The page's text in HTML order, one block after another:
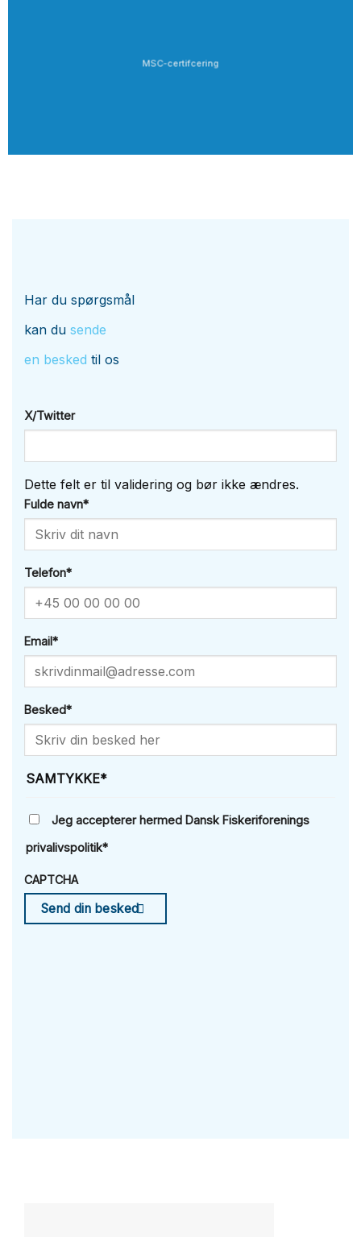
MSC-certifcering
Har du spørgsmål
kan du sende
en besked til os
X/Twitter
Dette felt er til validering og bør ikke ændres.
Fulde navn*
Telefon*
Email*
Besked*
SAMTYKKE*
Jeg accepterer hermed Dansk Fiskeriforenings
privalivspolitik*
CAPTCHA
Send din besked